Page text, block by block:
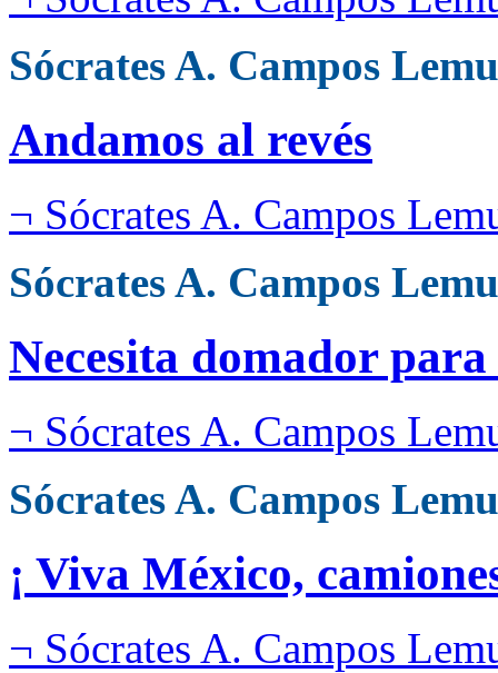
Sócrates A. Campos
Andamos al revés
¬ Sócrates A. Campos
Sócrates A. Campos
Necesita domador para
¬ Sócrates A. Campos
Sócrates A. Campos
¡ Viva México,
¬ Sócrates A. Campos